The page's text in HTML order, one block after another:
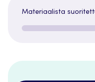
Materiaalista